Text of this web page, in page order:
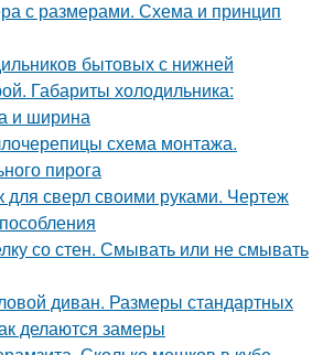
с размерами. Схема и принцип
бытовых с нижней
Габариты холодильника:
и ширина
схема монтажа.
пирога
для сверл своими руками. Чертеж
со стен. Смывать или не смывать
диван. Размеры стандартных
делаются замеры